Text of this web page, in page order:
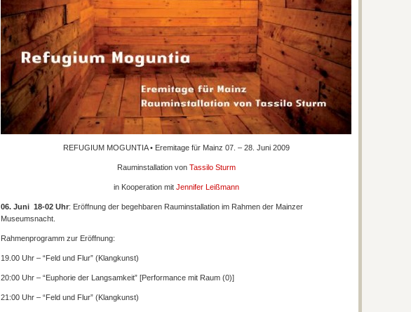
REFUGIUM MOGUNTIA • Eremitage für Mainz 07. – 28. Juni 2009
Rauminstallation von Tassilo Sturm
in Kooperation mit Jennifer Leißmann
06. Juni 18-02 Uhr: Eröffnung der begehbaren Rauminstallation im Rahmen der Mainzer
Museumsnacht.
Rahmenprogramm zur Eröffnung:
19.00 Uhr – “Feld und Flur” (Klangkunst)
20:00 Uhr – “Euphorie der Langsamkeit” [Performance mit Raum (0)]
21:00 Uhr – “Feld und Flur” (Klangkunst)